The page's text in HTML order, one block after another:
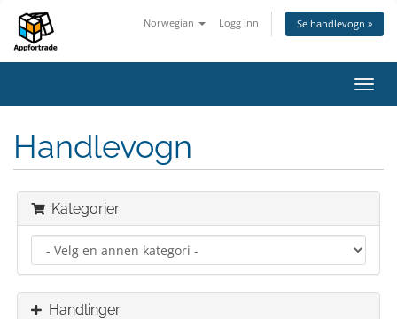
Norwegian Logg inn Se handlevogn »
Bytt
Handlevogn
Kategorier
Handlinger